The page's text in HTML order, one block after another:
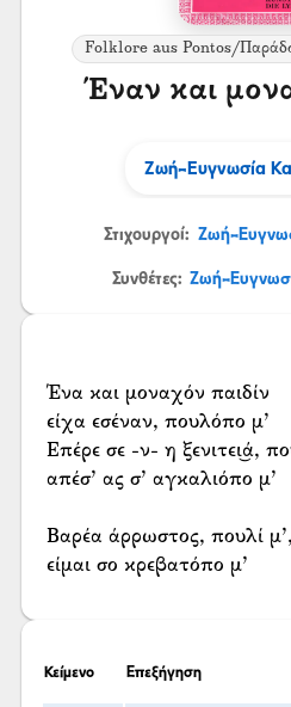
Folklore aus Pontos/
Έναν και
Ζωή-Ευγνωσία
Στιχουργοί: Ζωή-
Συνθέτες: Ζωή-
Ένα και μοναχόν παιδίν
είχα εσέναν, πουλόπο μ’
Επέρε σε -ν- η ξενιτει͜ά,
απέσ’ ας σ’ αγκαλιόπο μ’
Βαρέα άρρωστος, πουλί μ’,
είμαι σο κρεβατόπο μ’
Κείμενο Επεξήγηση